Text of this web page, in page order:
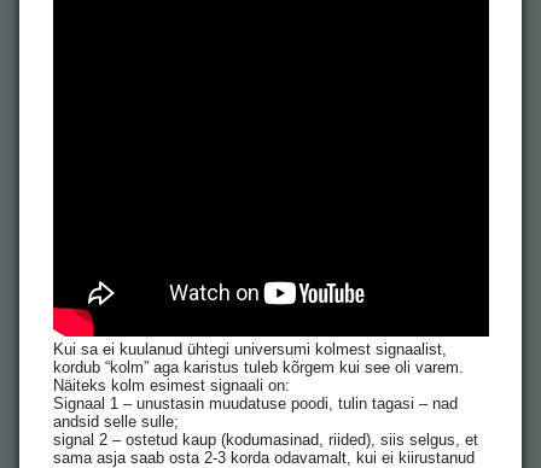
Kui sa ei kuulanud ühtegi universumi kolmest signaalist,
kordub “kolm” aga karistus tuleb kõrgem kui see oli varem.
Näiteks kolm esimest signaali on:
Signaal 1 – unustasin muudatuse poodi, tulin tagasi – nad
andsid selle sulle;
signal 2 – ostetud kaup (kodumasinad, riided), siis selgus, et
sama asja saab osta 2-3 korda odavamalt, kui ei kiirustanud